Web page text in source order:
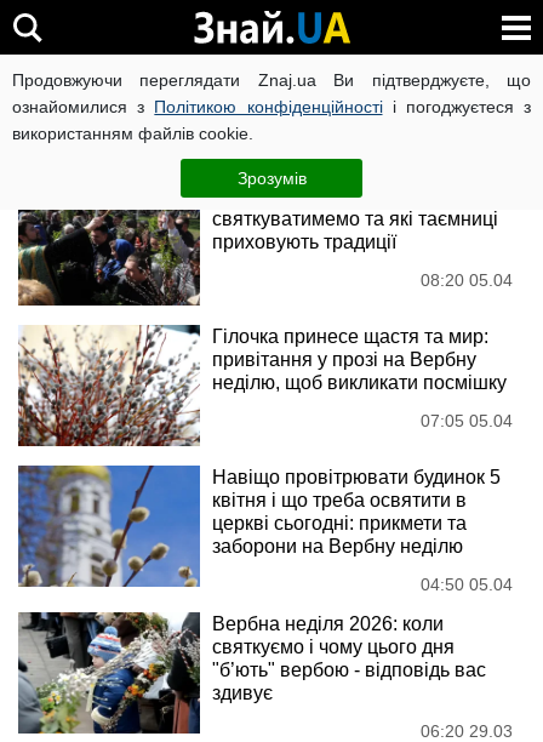
Продовжуючи переглядати Znaj.ua Ви підтверджуєте, що
ознайомилися з Політикою конфіденційностіі погоджуєтеся з
використанням файлів cookie.
Зрозумів
Вербна Неділя
Новини
Вербна неділя 2026: коли
святкуватимемо та які таємниці
приховують традиції
08:20 05.04
Гілочка принесе щастя та мир:
привітання у прозі на Вербну
неділю, щоб викликати посмішку
07:05 05.04
Навіщо провітрювати будинок 5
квітня і що треба освятити в
церкві сьогодні: прикмети та
заборони на Вербну неділю
04:50 05.04
Вербна неділя 2026: коли
святкуємо і чому цього дня
"б’ють" вербою - відповідь вас
здивує
06:20 29.03